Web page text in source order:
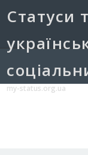
Cтатуси
my-status.org.ua